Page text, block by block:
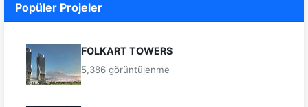
Popüler Projeler
FOLKART TOWERS
5,386 görüntülenme